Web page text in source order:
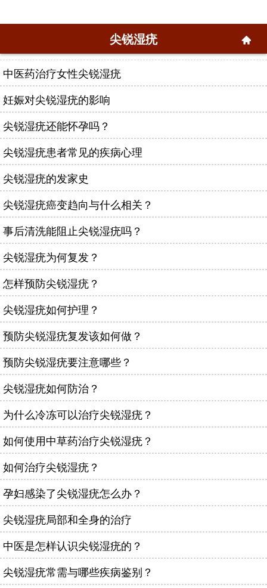
尖锐湿疣
中医药治疗女性尖锐湿疣
妊娠对尖锐湿疣的影响
尖锐湿疣还能怀孕吗？
尖锐湿疣患者常见的疾病心理
尖锐湿疣的发家史
尖锐湿疣癌变趋向与什么相关？
事后清洗能阻止尖锐湿疣吗？
尖锐湿疣为何复发？
怎样预防尖锐湿疣？
尖锐湿疣如何护理？
预防尖锐湿疣复发该如何做？
预防尖锐湿疣要注意哪些？
尖锐湿疣如何防治？
为什么冷冻可以治疗尖锐湿疣？
如何使用中草药治疗尖锐湿疣？
如何治疗尖锐湿疣？
孕妇感染了尖锐湿疣怎么办？
尖锐湿疣局部和全身的治疗
中医是怎样认识尖锐湿疣的？
尖锐湿疣常需与哪些疾病鉴别？